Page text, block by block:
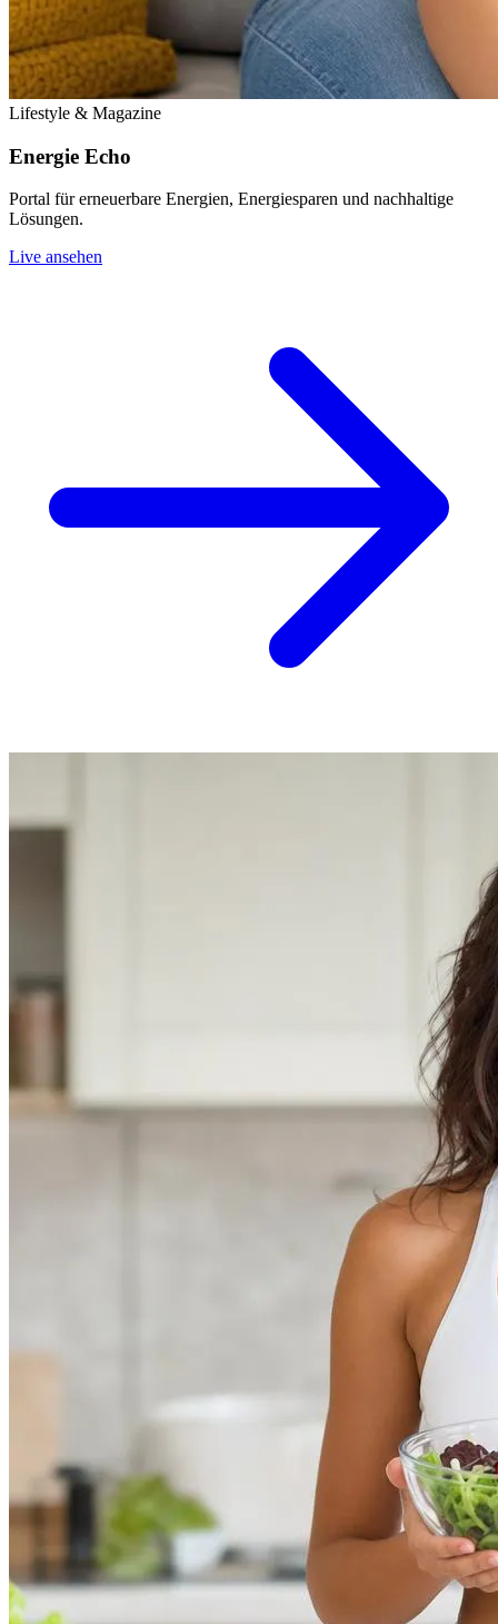
Lifestyle & Magazine
Energie Echo
Portal für erneuerbare Energien, Energiesparen und nachhaltige
Lösungen.
Live ansehen